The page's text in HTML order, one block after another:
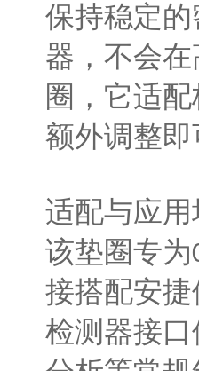
保持稳定
器，不会
圈，它适
额外调整
适配与应用
该垫圈专为
接搭配安捷
检测器接